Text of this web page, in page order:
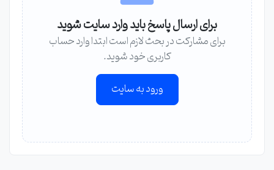
برای ارسال پاسخ باید وارد سایت شوید
برای مشارکت در بحث لازم است ابتدا وارد حساب
کاربری خود شوید.
ورود به سایت